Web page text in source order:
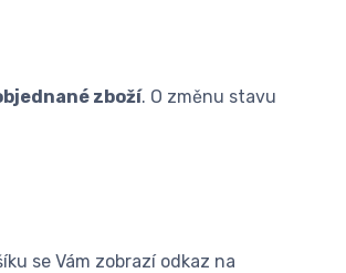
zboží. O změnu stavu
se Vám zobrazí odkaz na